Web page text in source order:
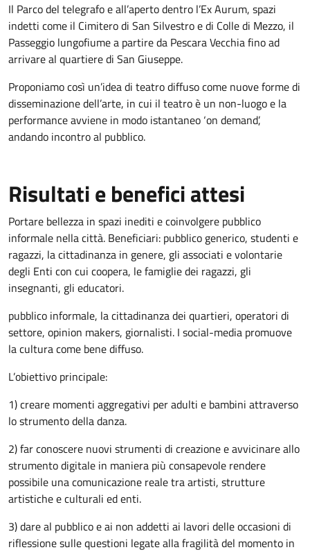
Il Parco del telegrafo e all’aperto dentro l’Ex Aurum, spazi
indetti come il Cimitero di San Silvestro e di Colle di Mezzo, il
Passeggio lungofiume a partire da Pescara Vecchia fino ad
arrivare al quartiere di San Giuseppe.
Proponiamo così un’idea di teatro diffuso come nuove forme di
disseminazione dell’arte, in cui il teatro è un non-luogo e la
performance avviene in modo istantaneo ‘on demand’,
andando incontro al pubblico.
Risultati e benefici attesi
Portare bellezza in spazi inediti e coinvolgere pubblico
informale nella città. Beneficiari: pubblico generico, studenti e
ragazzi, la cittadinanza in genere, gli associati e volontarie
degli Enti con cui coopera, le famiglie dei ragazzi, gli
insegnanti, gli educatori.
pubblico informale, la cittadinanza dei quartieri, operatori di
settore, opinion makers, giornalisti. I social-media promuove
la cultura come bene diffuso.
L’obiettivo principale:
1) creare momenti aggregativi per adulti e bambini attraverso
lo strumento della danza.
2) far conoscere nuovi strumenti di creazione e avvicinare allo
strumento digitale in maniera più consapevole rendere
possibile una comunicazione reale tra artisti, strutture
artistiche e culturali ed enti.
3) dare al pubblico e ai non addetti ai lavori delle occasioni di
riflessione sulle questioni legate alla fragilità del momento in